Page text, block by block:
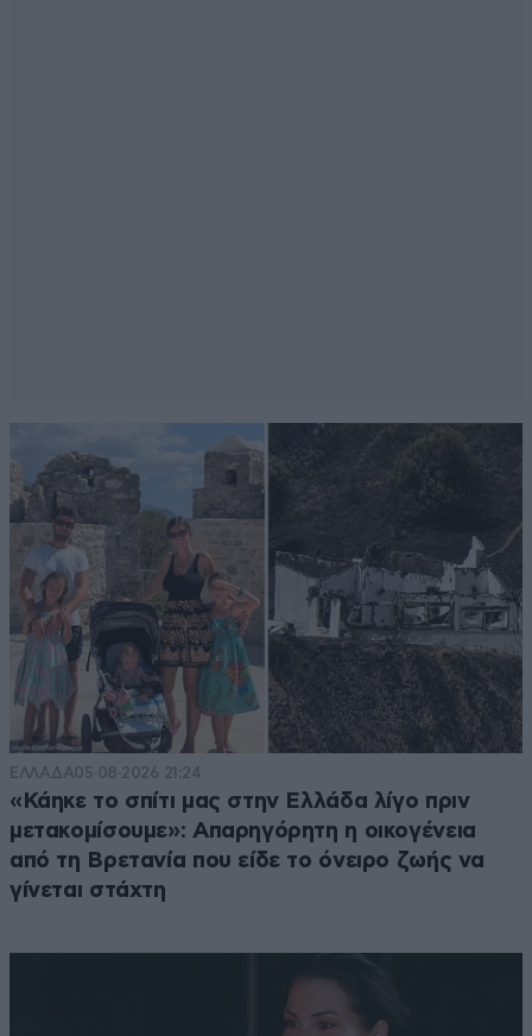
ΕΛΛΑΔΑ05·08·2026 21:24
«Κάηκε το σπίτι μας στην Ελλάδα λίγο πριν
μετακομίσουμε»: Απαρηγόρητη η οικογένεια
από τη Βρετανία που είδε το όνειρο ζωής να
γίνεται στάχτη